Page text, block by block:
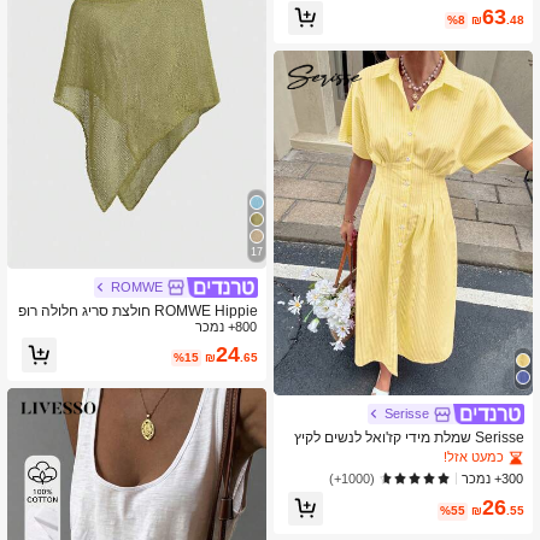
₪63.48
%8
Serisse
Serisse שמלת מידי קז'ואל לנשים לקיץ
עם פסים, שרוולי עטלף וכיסות, לסילבסט
ר
כמעט אזל!
300+ נמכר
(1000+)
₪26.55
%55
17
ROMWE
ROMWE Hippie חולצת סריג חלולה רופ
פת לנשים, מתאימה לחופשת חוף
800+ נמכר
₪24.65
%15